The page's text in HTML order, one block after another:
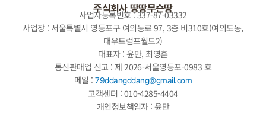
로그인
주식회사 땅땅무슨땅
사업자등록번호 : 337-87-03332
사업장 : 서울특별시 영등포구 여의동로 97, 3층 비310호(여의도동,
대우트럼프월드2)
대표자 : 윤만, 최영훈
통신판매업 신고 : 제 2026-서울영등포-0983 호
메일 :79ddangddang@gmail.com
고객센터 : 010-4285-4404
개인정보책임자 : 윤만